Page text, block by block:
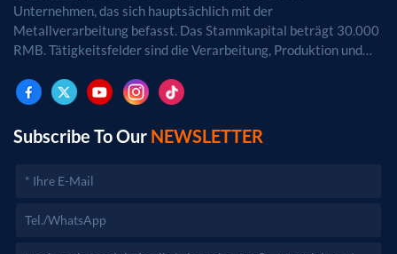
Unternehmen, das sich hauptsächlich mit der
Metallverarbeitung befasst. Das Stammkapital beträgt 30.000
RMB. Tätigkeitsfelder sind die Verarbeitung, Produktion und
genehmigungspflichtigen Projekten dürfen die
Geschäftstätigkeiten erst nach Genehmigung durch die
zuständigen Behörden aufgenommen werden.)
Subscribe To Our NEWSLETTER